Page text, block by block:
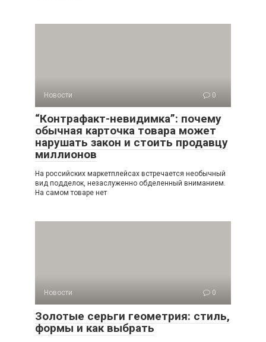
Новости 0
“Контрафакт-невидимка”: почему
обычная карточка товара может
нарушать закон и стоить продавцу
миллионов
На российских маркетплейсах встречается необычный
вид подделок, незаслуженно обделенный вниманием.
На самом товаре нет
Новости 0
Золотые серьги геометрия: стиль,
формы и как выбрать